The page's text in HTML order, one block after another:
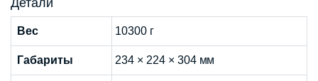
Детали
Вес 10300 г
Габариты 234 × 224 × 304 мм